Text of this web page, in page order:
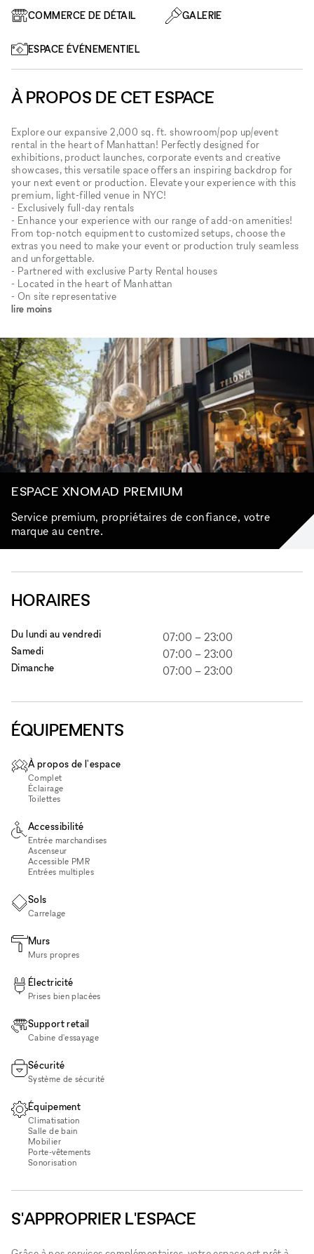
COMMERCE DE DÉTAIL GALERIE
ESPACE ÉVÉNEMENTIEL
À PROPOS DE CET ESPACE
Explore our expansive 2,000 sq. ft. showroom/pop up/event
rental in the heart of Manhattan! Perfectly designed for
exhibitions, product launches, corporate events and creative
showcases, this versatile space offers an inspiring backdrop for
your next event or production. Elevate your experience with this
premium, light-filled venue in NYC!
- Exclusively full-day rentals
- Enhance your experience with our range of add-on amenities!
From top-notch equipment to customized setups, choose the
extras you need to make your event or production truly seamless
and unforgettable.
- Partnered with exclusive Party Rental houses
- Located in the heart of Manhattan
- On site representative
lire moins
ESPACE XNOMAD PREMIUM
Service premium, propriétaires de confiance, votre
marque au centre.
HORAIRES
Du lundi au vendredi 07:00 – 23:00
Samedi 07:00 – 23:00
Dimanche 07:00 – 23:00
ÉQUIPEMENTS
À propos de l'espace
Complet
Éclairage
Toilettes
Accessibilité
Entrée marchandises
Ascenseur
Accessible PMR
Entrées multiples
Sols
Carrelage
Murs
Murs propres
Électricité
Prises bien placées
Support retail
Cabine d'essayage
Sécurité
Système de sécurité
Équipement
Climatisation
Salle de bain
Mobilier
Porte-vêtements
Sonorisation
S'APPROPRIER L'ESPACE